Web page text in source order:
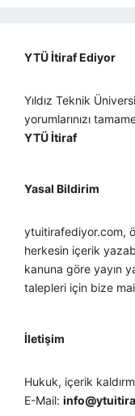
YTÜ İtiraf Ediyor
Yıldız Teknik
yorumlarınızı
YTÜ İtiraf
Yasal Bildirim
ytuitirafediyor.com,
herkesin içerik
kanuna göre yayın
talepleri için bize
İletişim
Hukuk, içerik
E-Mail: